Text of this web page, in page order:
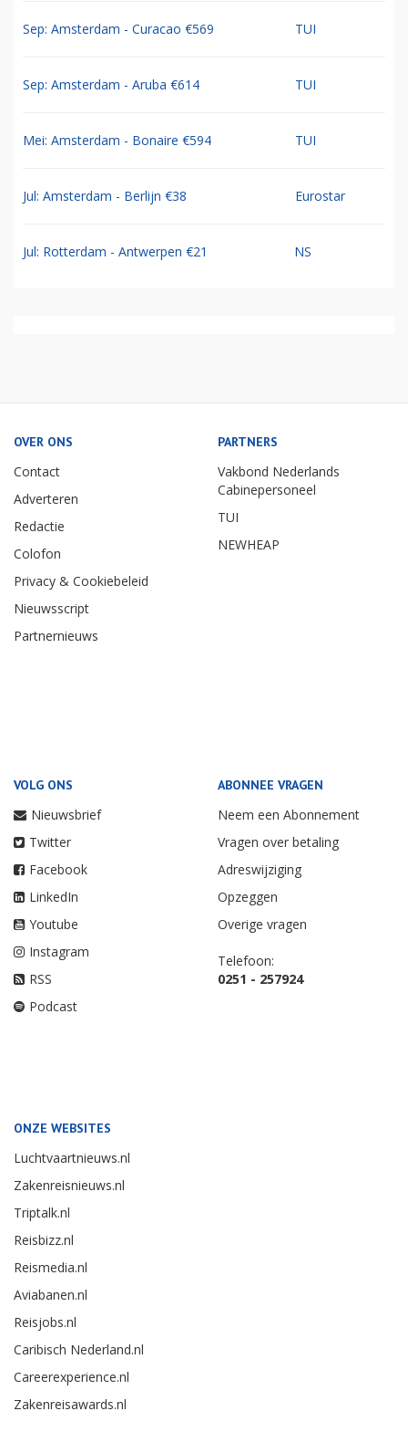
Sep: Amsterdam - Curacao €569 TUI
Sep: Amsterdam - Aruba €614 TUI
Mei: Amsterdam - Bonaire €594 TUI
Jul: Amsterdam - Berlijn €38 Eurostar
Jul: Rotterdam - Antwerpen €21 NS
OVER ONS
Contact
Adverteren
Redactie
Colofon
Privacy & Cookiebeleid
Nieuwsscript
Partnernieuws
PARTNERS
Vakbond Nederlands
Cabinepersoneel
TUI
NEWHEAP
VOLG ONS
Nieuwsbrief
Twitter
Facebook
LinkedIn
Youtube
Instagram
RSS
Podcast
ABONNEE VRAGEN
Neem een Abonnement
Vragen over betaling
Adreswijziging
Opzeggen
Overige vragen
Telefoon:
0251 - 257924
ONZE WEBSITES
Luchtvaartnieuws.nl
Zakenreisnieuws.nl
Triptalk.nl
Reisbizz.nl
Reismedia.nl
Aviabanen.nl
Reisjobs.nl
Caribisch Nederland.nl
Careerexperience.nl
Zakenreisawards.nl